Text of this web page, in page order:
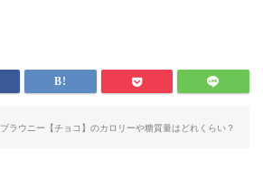
ブラウニー【チョコ】のカロリーや糖質量はどれくらい？